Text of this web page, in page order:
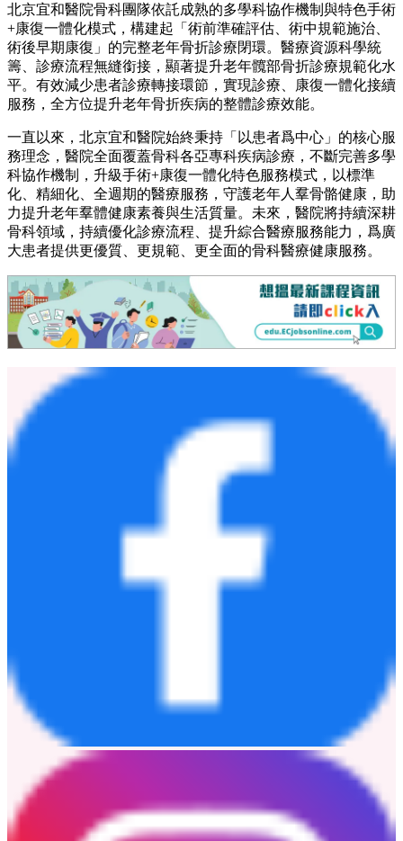
北京宜和醫院骨科團隊依託成熟的多學科協作機制與特色手術
+康復一體化模式，構建起「術前準確評估、術中規範施治、
術後早期康復」的完整老年骨折診療閉環。醫療資源科學統
籌、診療流程無縫銜接，顯著提升老年髖部骨折診療規範化水
平。有效減少患者診療轉接環節，實現診療、康復一體化接續
服務，全方位提升老年骨折疾病的整體診療效能。
一直以來，北京宜和醫院始終秉持「以患者爲中心」的核心服
務理念，醫院全面覆蓋骨科各亞專科疾病診療，不斷完善多學
科協作機制，升級手術+康復一體化特色服務模式，以標準
化、精細化、全週期的醫療服務，守護老年人羣骨骼健康，助
力提升老年羣體健康素養與生活質量。未來，醫院將持續深耕
骨科領域，持續優化診療流程、提升綜合醫療服務能力，爲廣
大患者提供更優質、更規範、更全面的骨科醫療健康服務。